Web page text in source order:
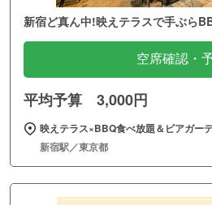
新宿ど真ん中!映えテラスで手ぶら
空席確認・
平均予算 3,000円
映えテラス×BBQ食べ放題＆ビアガー
新宿駅／東京都